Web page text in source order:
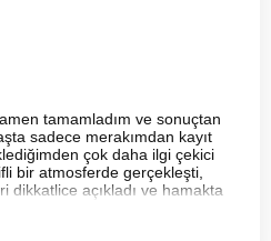
tamamladım ve sonuçtan
sadece merakımdan kayıt
çok daha ilgi çekici
bir atmosferde gerçekleşti,
dikkatlice açıkladı ve hamakta